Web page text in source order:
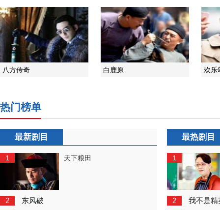
八方传奇 白鹿原 欢乐
热门榜单
最新剧目
1 天下粮田
2 东风破
最热剧目
1
2 我不是精